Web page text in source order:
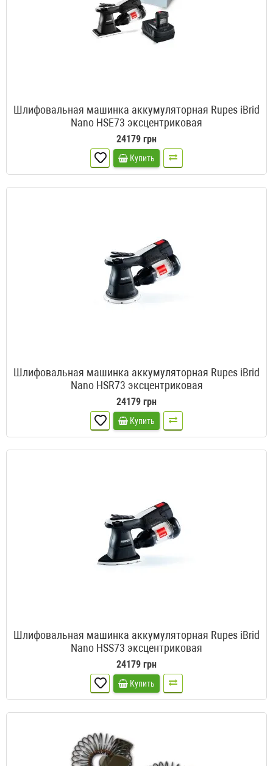
Шлифовальная машинка аккумуляторная Rupes iBrid
Nano HSE73 эксцентриковая
24179 грн
Купить
Шлифовальная машинка аккумуляторная Rupes iBrid
Nano HSR73 эксцентриковая
24179 грн
Купить
Шлифовальная машинка аккумуляторная Rupes iBrid
Nano HSS73 эксцентриковая
24179 грн
Купить